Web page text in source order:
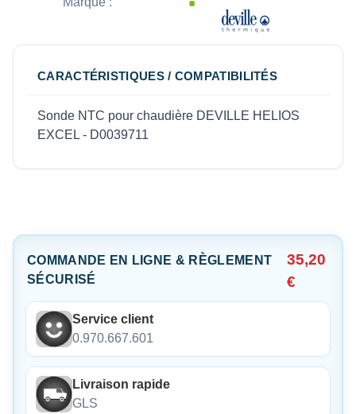
CARACTÉRISTIQUES / COMPATIBILITÉS
Sonde NTC pour chaudière DEVILLE HELIOS
EXCEL - D0039711
COMMANDE EN LIGNE & RÈGLEMENT
SÉCURISÉ
35,20
€
Service client
0.970.667.601
Livraison rapide
GLS